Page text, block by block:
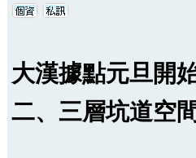
大漢據點元旦開
二、三層坑道空